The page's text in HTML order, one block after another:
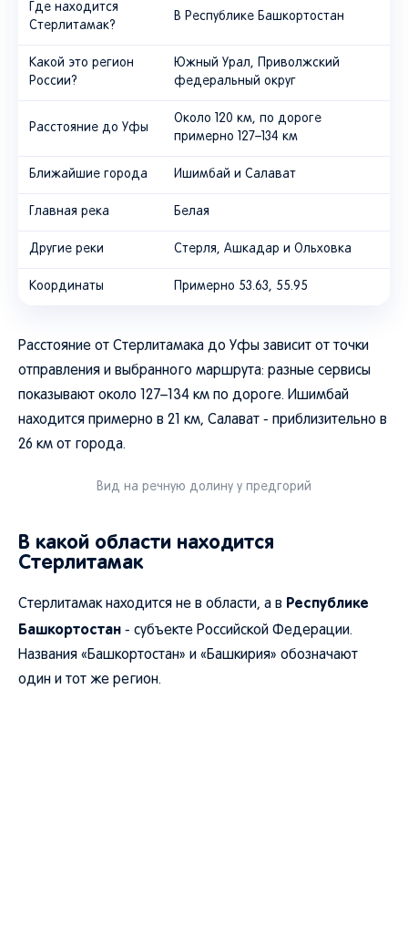
Где находится
Стерлитамак?
В Республике Башкортостан
Какой это регион
России?
Южный Урал, Приволжский
федеральный округ
Расстояние до Уфы
Около 120 км, по дороге
примерно 127–134 км
Ближайшие города Ишимбай и Салават
Главная река Белая
Другие реки Стерля, Ашкадар и Ольховка
Координаты Примерно 53.63, 55.95
Расстояние от Стерлитамака до Уфы зависит от точки
отправления и выбранного маршрута: разные сервисы
показывают около 127–134 км по дороге. Ишимбай
находится примерно в 21 км, Салават - приблизительно в
26 км от города.
Вид на речную долину у предгорий
В какой области находится
Стерлитамак
Стерлитамак находится не в области, а в Республике
Башкортостан - субъекте Российской Федерации.
Названия «Башкортостан» и «Башкирия» обозначают
один и тот же регион.